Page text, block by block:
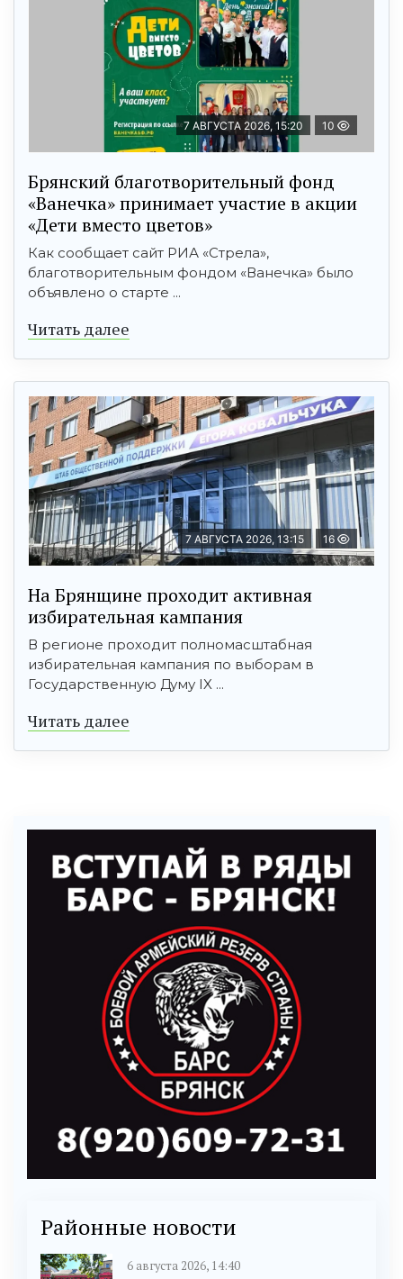
7 АВГУСТА 2026, 15:20 10
Брянский благотворительный фонд
«Ванечка» принимает участие в акции
«Дети вместо цветов»
Как сообщает сайт РИА «Стрела»,
благотворительным фондом «Ванечка» было
объявлено о старте ...
Читать далее
7 АВГУСТА 2026, 13:15 16
На Брянщине проходит активная
избирательная кампания
В регионе проходит полномасштабная
избирательная кампания по выборам в
Государственную Думу IX ...
Читать далее
Районные новости
6 августа 2026, 14:40